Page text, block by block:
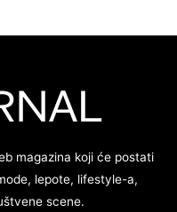
magazina koji će postati
lepote, lifestyle-a,
scene.